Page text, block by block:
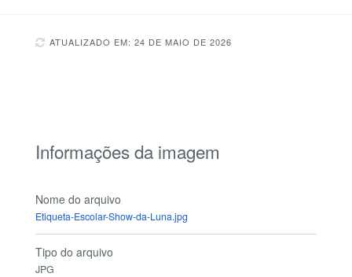
ATUALIZADO EM: 24 DE MAIO DE 2026
Informações da imagem
Nome do arquivo
Etiqueta-Escolar-Show-da-Luna.jpg
Tipo do arquivo
JPG